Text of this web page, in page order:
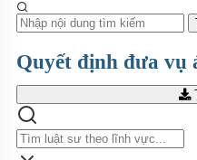
Quyết định đưa vụ